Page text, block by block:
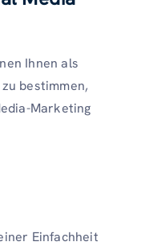
Ihnen als
bestimmen,
Marketing
Einfachheit